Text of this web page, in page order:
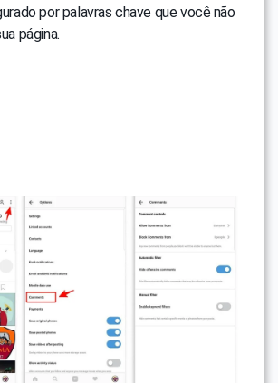
por palavras chave que você não
página.